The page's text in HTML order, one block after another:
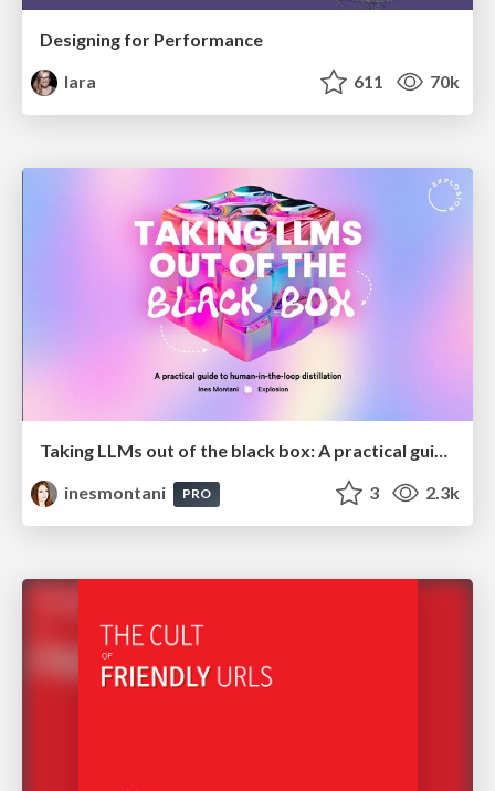
Designing for Performance
lara
611 70k
Taking LLMs out of the black box: A practical guide to human-in-the-loop distillation
inesmontani
PRO 3 2.3k